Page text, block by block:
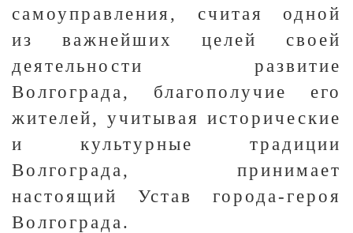
самоуправления, считая одной
из важнейших целей своей
деятельности развитие
Волгограда, благополучие его
жителей, учитывая исторические
и культурные традиции
Волгограда, принимает
настоящий Устав города-героя
Волгограда.